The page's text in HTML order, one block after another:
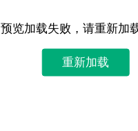
预览加载失败，请重新加
重新加载